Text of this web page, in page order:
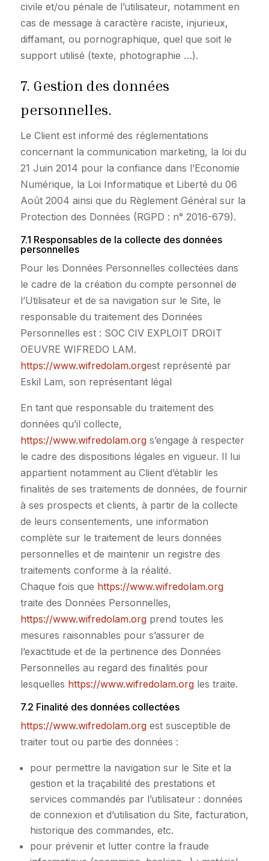
civile et/ou pénale de l’utilisateur, notamment en
cas de message à caractère raciste, injurieux,
diffamant, ou pornographique, quel que soit le
support utilisé (texte, photographie …).
7. Gestion des données
personnelles.
Le Client est informé des réglementations
concernant la communication marketing, la loi du
21 Juin 2014 pour la confiance dans l’Economie
Numérique, la Loi Informatique et Liberté du 06
Août 2004 ainsi que du Règlement Général sur la
Protection des Données (RGPD : n° 2016-679).
7.1 Responsables de la collecte des données
personnelles
Pour les Données Personnelles collectées dans
le cadre de la création du compte personnel de
l’Utilisateur et de sa navigation sur le Site, le
responsable du traitement des Données
Personnelles est : SOC CIV EXPLOIT DROIT
OEUVRE WIFREDO LAM.
https://www.wifredolam.orgest représenté par
Eskil Lam, son représentant légal
En tant que responsable du traitement des
données qu’il collecte,
https://www.wifredolam.orgs’engage à respecter
le cadre des dispositions légales en vigueur. Il lui
appartient notamment au Client d’établir les
finalités de ses traitements de données, de fournir
à ses prospects et clients, à partir de la collecte
de leurs consentements, une information
complète sur le traitement de leurs données
personnelles et de maintenir un registre des
traitements conforme à la réalité.
Chaque fois que https://www.wifredolam.org
traite des Données Personnelles,
https://www.wifredolam.orgprend toutes les
mesures raisonnables pour s’assurer de
l’exactitude et de la pertinence des Données
Personnelles au regard des finalités pour
lesquelles https://www.wifredolam.orgles traite.
7.2 Finalité des données collectées
https://www.wifredolam.orgest susceptible de
traiter tout ou partie des données :
pour permettre la navigation sur le Site et la
gestion et la traçabilité des prestations et
services commandés par l’utilisateur : données
de connexion et d’utilisation du Site, facturation,
historique des commandes, etc.
pour prévenir et lutter contre la fraude